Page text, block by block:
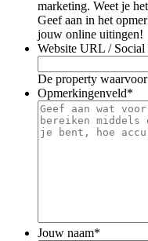
marketing. Weet je
Geef aan in het
jouw online uitingen!
Website URL / Social
De property
Opmerkingenveld*
Jouw naam*